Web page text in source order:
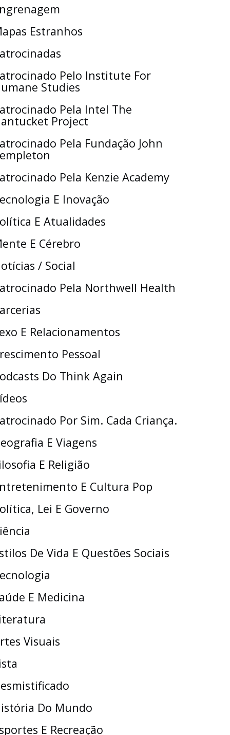
Estranhos
Pelo Institute For
Studies
Pela Intel The
Project
Pela Fundação John
Pela Kenzie Academy
E Inovação
E Atualidades
E Cérebro
/ Social
Pela Northwell Health
E Relacionamentos
Pessoal
Do Think Again
Por Sim. Cada Criança.
E Viagens
E Religião
E Cultura Pop
Lei E Governo
De Vida E Questões Sociais
E Medicina
Visuais
Do Mundo
E Recreação